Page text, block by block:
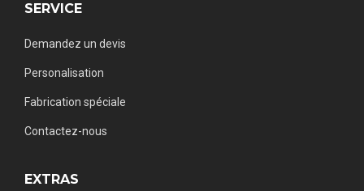
SERVICE
Demandez un devis
Personalisation
Fabrication spéciale
Contactez-nous
EXTRAS